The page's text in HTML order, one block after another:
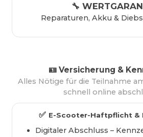
🔧
Reparaturen, Akku &
🪪 Versicherung &
Alles Nötige für die Teilnahme
schnell online
✅ E-Scooter-Haftpflicht &
Digitaler Abschluss –